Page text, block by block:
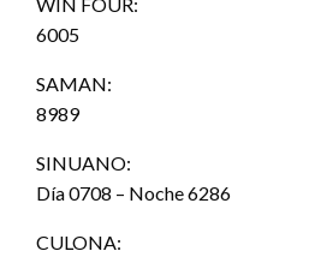
6005
SAMAN:
8989
SINUANO:
Día 0708 – Noche 6286
CULONA: